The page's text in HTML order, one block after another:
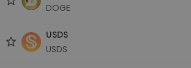
DOGE
USDS
USDS